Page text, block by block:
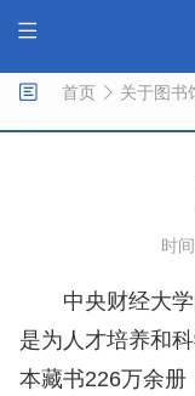
首页 关于图书
时
中央财经大
是为人才培养和
本藏书226万余册